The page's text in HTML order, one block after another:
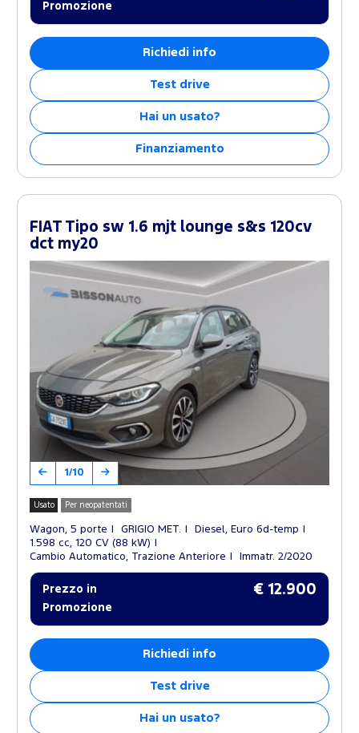
Promozione
Richiedi info
Test drive
Hai un usato?
Finanziamento
FIAT Tipo sw 1.6 mjt lounge s&s 120cv
dct my20
1/10
Usato Per neopatentati
Wagon, 5 porte GRIGIO MET.
Diesel, Euro 6d-temp
1.598 cc, 120 CV (88 kW)
Cambio Automatico, Trazione Anteriore
Immatr. 2/2020
Prezzo in
Promozione
€ 12.900
Richiedi info
Test drive
Hai un usato?